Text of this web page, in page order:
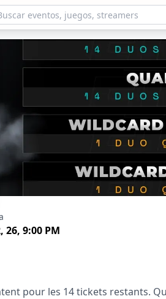
-
26, 9:00 PM
pour les 14 tickets restants.